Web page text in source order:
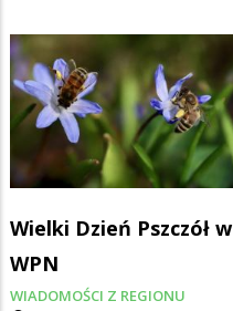
Wielki Dzień Pszczół w
WPN
WIADOMOŚCI Z REGIONU